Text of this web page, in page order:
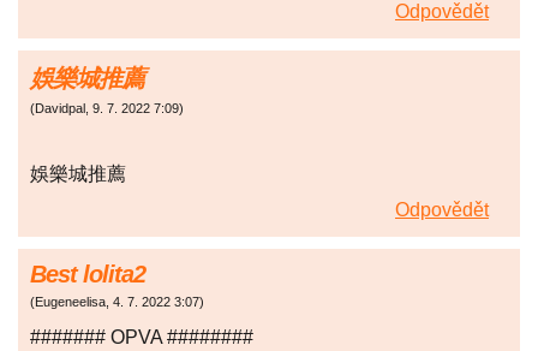
Odpovědět
娛樂城推薦
(Davidpal , 9. 7. 2022 7:09)
娛樂城推薦
Odpovědět
Best lolita2
(Eugeneelisa, 4. 7. 2022 3:07)
####### OPVA ########